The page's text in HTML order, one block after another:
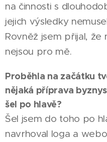
na činnosti s
jejich výsledky
Rovněž jsem přijal,
nejsou pro mě.
Proběhla na začátku
nějaká příprava
šel po hlavě?
Šel jsem do toho po
navrhoval loga a